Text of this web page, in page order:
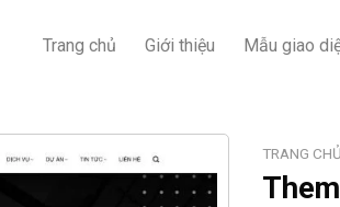
Trang chủ Giới thiệu Mẫu giao
TRANG CHỦ